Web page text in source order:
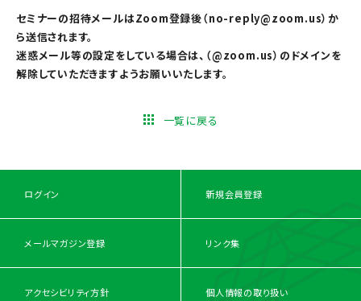
セミナーの招待メールはZoom登録後（no-reply@zoom.us）か
ら送信されます。
迷惑メール等の設定をしている場合は、（@zoom.us）のドメインを
解除していただきますようお願いいたします。
一覧に戻る
ログイン 新規会員登録
メールマガジン登録 リンク集
アクセシビリティ方針 個人情報の取り扱い